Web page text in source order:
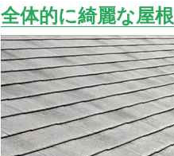
全体的に綺麗な屋根